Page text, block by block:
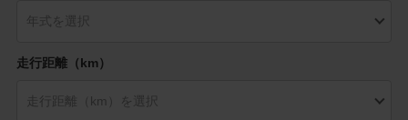
走行距離（km）